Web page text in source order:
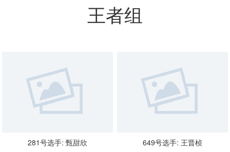
王者组
281号选手: 甄甜欣
649号选手: 王晋桢